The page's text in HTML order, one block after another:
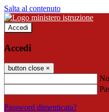
Salta al contenuto
Accedi
Accedi
button close ×
Password dimenticata?